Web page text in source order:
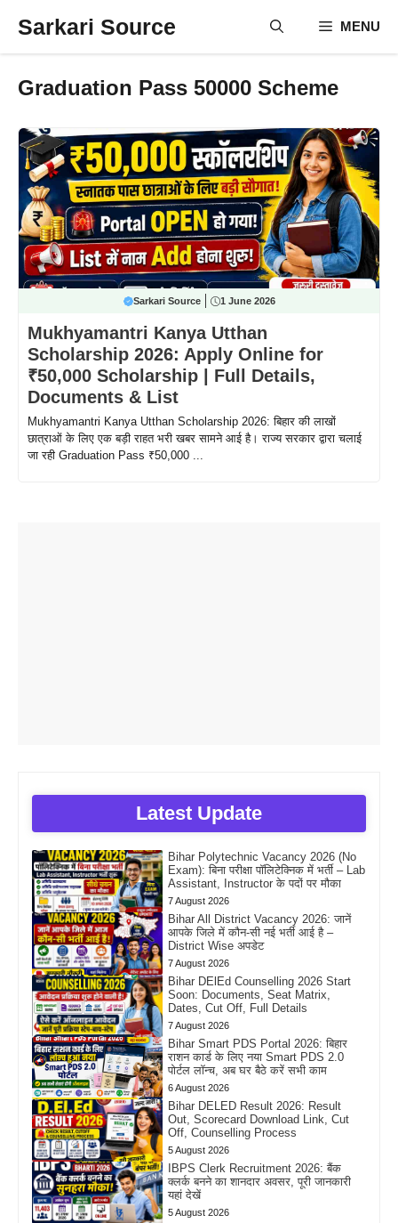
Sarkari Source MENU
Graduation Pass 50000 Scheme
Sarkari Source 1 June 2026
Mukhyamantri Kanya Utthan
Scholarship 2026: Apply Online for
₹50,000 Scholarship | Full Details,
Documents & List
Mukhyamantri Kanya Utthan Scholarship 2026: बिहार की लाखों
छात्राओं के लिए एक बड़ी राहत भरी खबर सामने आई है। राज्य सरकार द्वारा चलाई
जा रही Graduation Pass ₹50,000 ...
Latest Update
Bihar Polytechnic Vacancy 2026 (No
Exam): बिना परीक्षा पॉलिटेक्निक में भर्ती – Lab
Assistant, Instructor के पदों पर मौका
7 August 2026
Bihar All District Vacancy 2026: जानें
आपके जिले में कौन-सी नई भर्ती आई है –
District Wise अपडेट
7 August 2026
Bihar DElEd Counselling 2026 Start
Soon: Documents, Seat Matrix,
Dates, Cut Off, Full Details
7 August 2026
Bihar Smart PDS Portal 2026: बिहार
राशन कार्ड के लिए नया Smart PDS 2.0
पोर्टल लॉन्च, अब घर बैठे करें सभी काम
6 August 2026
Bihar DELED Result 2026: Result
Out, Scorecard Download Link, Cut
Off, Counselling Process
5 August 2026
IBPS Clerk Recruitment 2026: बैंक
क्लर्क बनने का शानदार अवसर, पूरी जानकारी
यहां देखें
5 August 2026